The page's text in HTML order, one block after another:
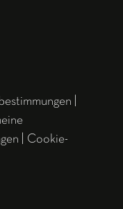
Cookie-